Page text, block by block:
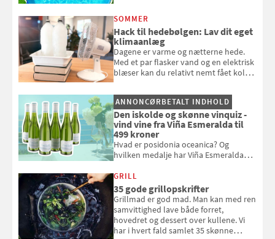
opmærksom, når du smider
badebassinet eller et badedyr ud
SOMMER
Hack til hedebølgen: Lav dit eget
klimaanlæg
Dagene er varme og nætterne hede.
Med et par flasker vand og en elektrisk
blæser kan du relativt nemt fået koldt
og se, hvordan du gør
ANNONCØRBETALT INDHOLD
Den iskolde og skønne vinquiz -
vind vine fra Viña Esmeralda til
499 kroner
Hvad er posidonia oceanica? Og
hvilken medalje har Viña Esmeralda
med i Samvirkes skønne vinquiz, hvor
du kan vinde 6 flasker vin fra Viña
Esmeralda. Konkurrencen slutter 1.
september 2026.
GRILL
35 gode grillopskrifter
Grillmad er god mad. Man kan med ren
samvittighed lave både forret,
hovedret og dessert over kullene. Vi
har i hvert fald samlet 35 skønne